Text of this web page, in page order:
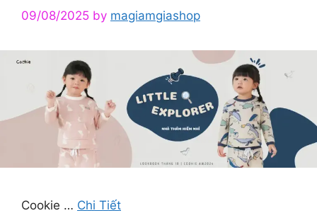
09/08/2025 by magiamgiashop
Cookie … Chi Tiết